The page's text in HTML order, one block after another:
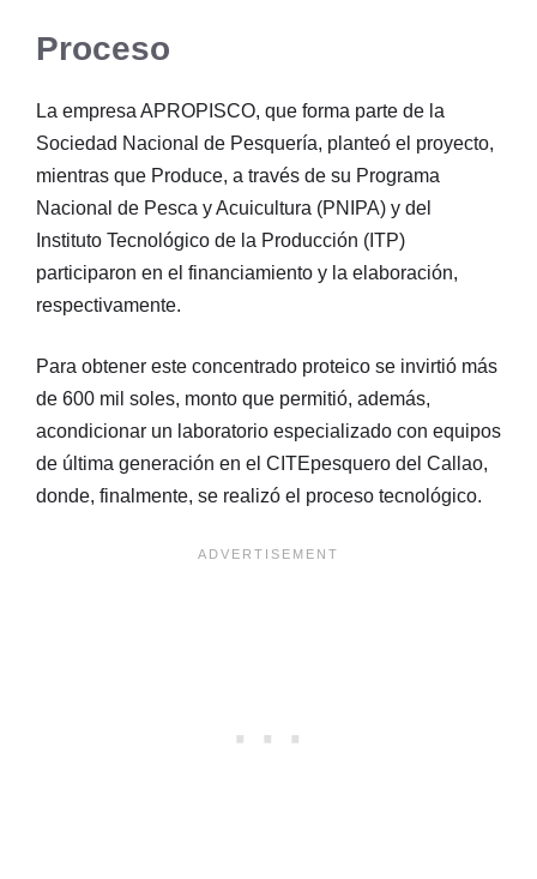
Proceso
La empresa APROPISCO, que forma parte de la
Sociedad Nacional de Pesquería, planteó el proyecto,
mientras que Produce, a través de su Programa
Nacional de Pesca y Acuicultura (PNIPA) y del
Instituto Tecnológico de la Producción (ITP)
participaron en el financiamiento y la elaboración,
respectivamente.
Para obtener este concentrado proteico se invirtió más
de 600 mil soles, monto que permitió, además,
acondicionar un laboratorio especializado con equipos
de última generación en el CITEpesquero del Callao,
donde, finalmente, se realizó el proceso tecnológico.